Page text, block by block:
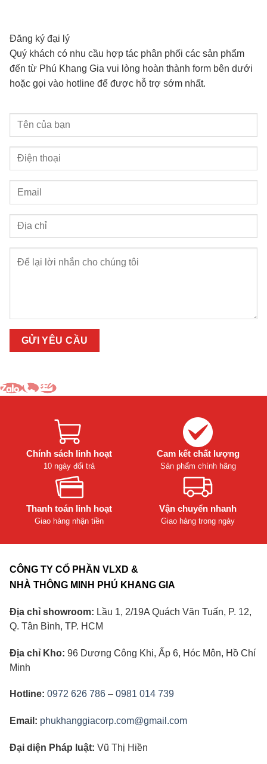
Đăng ký đại lý
Quý khách có nhu cầu hợp tác phân phối các sản phẩm
đến từ Phú Khang Gia vui lòng hoàn thành form bên dưới
hoặc gọi vào hotline để được hỗ trợ sớm nhất.
Chính sách linh hoạt
10 ngày đổi trả
Cam kết chất lượng
Sản phẩm chính hãng
Thanh toán linh hoạt
Giao hàng nhận tiền
Vận chuyển nhanh
Giao hàng trong ngày
CÔNG TY CỔ PHẦN VLXD &
NHÀ THÔNG MINH PHÚ KHANG GIA
Địa chỉ showroom: Lầu 1, 2/19A Quách Văn Tuấn, P. 12,
Q. Tân Bình, TP. HCM
Địa chỉ Kho: 96 Dương Công Khi, Ấp 6, Hóc Môn, Hồ Chí
Minh
Hotline: 0972 626 786 – 0981 014 739
Email: phukhanggiacorp.com@gmail.com
Đại diện Pháp luật: Vũ Thị Hiền